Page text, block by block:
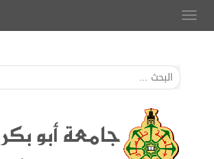
Toggle
navigation